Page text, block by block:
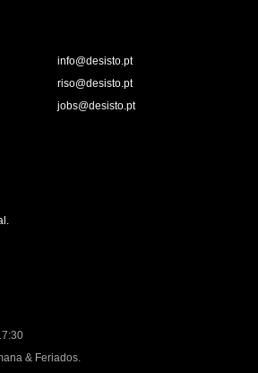
info@desisto.pt
riso@desisto.pt
jobs@desisto.pt
& Feriados.